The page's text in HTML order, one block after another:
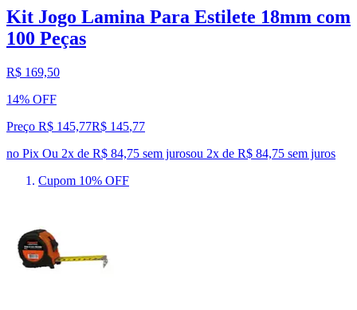
Kit Jogo Lamina Para Estilete 18mm com
100 Peças
R$ 169,50
14% OFF
Preço R$ 145,77R$ 145,77
no Pix Ou 2x de R$ 84,75 sem jurosou 2x de R$ 84,75 sem juros
Cupom 10% OFF